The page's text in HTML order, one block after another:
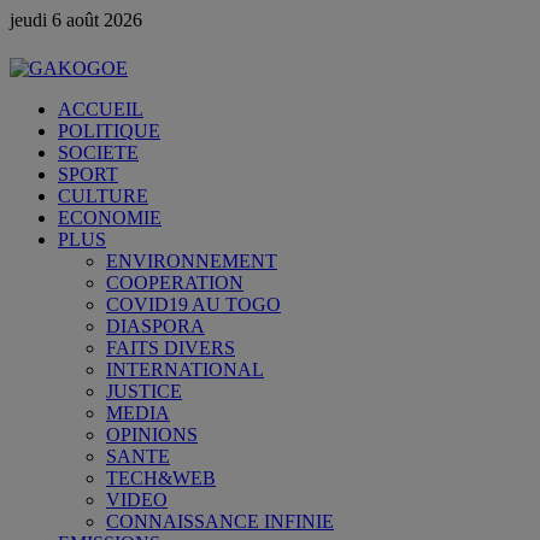
jeudi 6 août 2026
ACCUEIL
POLITIQUE
SOCIETE
SPORT
CULTURE
ECONOMIE
PLUS
ENVIRONNEMENT
COOPERATION
COVID19 AU TOGO
DIASPORA
FAITS DIVERS
INTERNATIONAL
JUSTICE
MEDIA
OPINIONS
SANTE
TECH&WEB
VIDEO
CONNAISSANCE INFINIE